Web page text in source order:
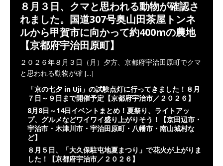
８月３日、クマと思われる動物が確認さ
れました。国道307号奥山田茶屋トンネ
ルから甲賀市に向かって約400mの農地
【京都府宇治田原町】
２０２６年８月３日（月）夕方、京都府宇治田原町でクマ
と思われる動物が確 [...]
「京の七夕 in Uji」の試験点灯に行ってきました！８月
７日～９日まで開催予定【京都府宇治市／２０２６】
8月8日～14日イベントまとめ！夏祭り、ライトアッ
プ、グルメなどワイワイ盛り上がりそう！【京田辺市・
宇治市・木津川市・宇治田原町・八幡市・南山城村な
ど】
８月５日、「大久保駐屯地夏まつり」で花火が上がりま
した！【京都府宇治市／２０２６】